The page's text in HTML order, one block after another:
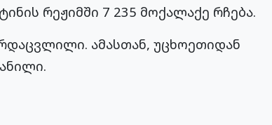
რეჟიმში 7 235 მოქალაქე რჩება.
ამასთან, უცხოეთიდან